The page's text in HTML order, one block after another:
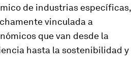
de industrias específicas,
vinculada a
que van desde la
hasta la sostenibilidad y